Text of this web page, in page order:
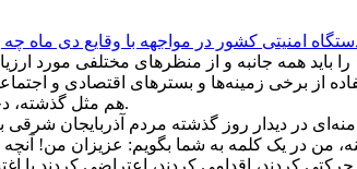
امنیتی کشور در مواجهه با وقایع دی ماه چه
وقایع تلخ دی ماه ۱۴۰۴ را باید همه جانبه و از منظرهای
هم مثل گذشته، دچار خطای محاسباتی شده و نشناختن مردم ایران به عنوان عاملی کلیدی، طرح آنان را ناتمام و ناکام کرد.
من در یک کلمه به شما بگویم: عزیزان من!
کردند، اقدامی کردند، اعتراضی کردند یا